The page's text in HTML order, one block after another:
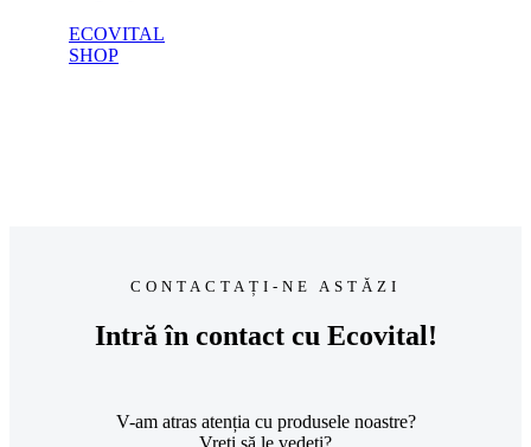
ECOVITAL
SHOP
CONTACTAȚI-NE ASTĂZI
Intră în contact cu Ecovital!
V-am atras atenția cu produsele noastre?
Vreți să le vedeți?